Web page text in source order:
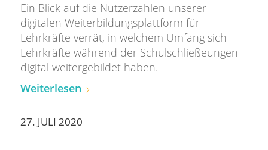
Ein Blick auf die Nutzerzahlen unserer
digitalen Weiterbildungsplattform für
Lehrkräfte verrät, in welchem Umfang sich
Lehrkräfte während der Schulschließeungen
digital weitergebildet haben.
Weiterlesen
27. JULI 2020